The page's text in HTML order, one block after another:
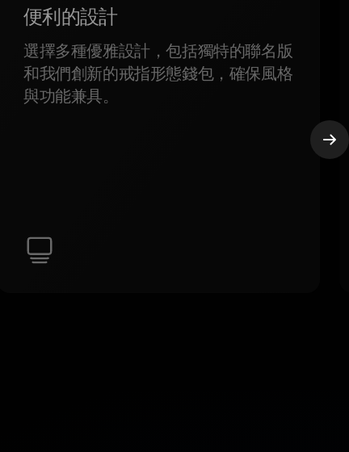
便利的設計
選擇多種優雅設計，包括獨特的聯名版
和我們創新的戒指形態錢包，確保風格
與功能兼具。